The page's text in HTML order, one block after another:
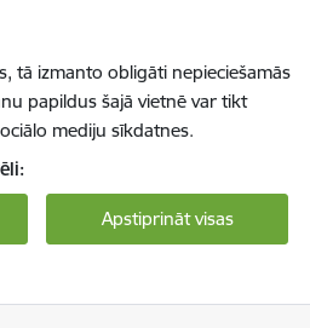
tā izmanto obligāti nepieciešamās
papildus šajā vietnē var tikt
mediju sīkdatnes.
Apstiprināt visas